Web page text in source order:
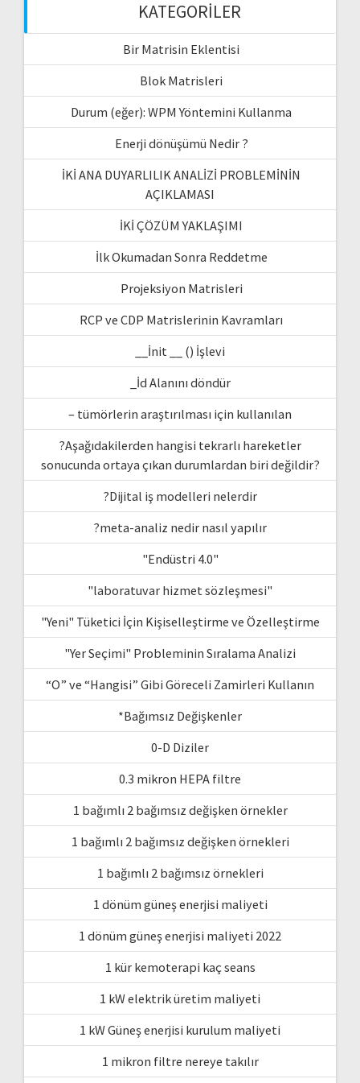
KATEGORILER
Bir Matrisin Eklentisi
Blok Matrisleri
Durum (eğer): WPM Yöntemini Kullanma
Enerji dönüşümü Nedir ?
İKİ ANA DUYARLILIK ANALİZİ PROBLEMİNİN
AÇIKLAMASI
İKİ ÇÖZÜM YAKLAŞIMI
İlk Okumadan Sonra Reddetme
Projeksiyon Matrisleri
RCP ve CDP Matrislerinin Kavramları
__İnit __ () İşlevi
_İd Alanını döndür
– tümörlerin araştırılması için kullanılan
?Aşağıdakilerden hangisi tekrarlı hareketler
sonucunda ortaya çıkan durumlardan biri değildir?
?Dijital iş modelleri nelerdir
?meta-analiz nedir nasıl yapılır
"Endüstri 4.0"
"laboratuvar hizmet sözleşmesi"
"Yeni" Tüketici İçin Kişiselleştirme ve Özelleştirme
"Yer Seçimi" Probleminin Sıralama Analizi
“O” ve “Hangisi” Gibi Göreceli Zamirleri Kullanın
*Bağımsız Değişkenler
0-D Diziler
0.3 mikron HEPA filtre
1 bağımlı 2 bağımsız değişken örnekler
1 bağımlı 2 bağımsız değişken örnekleri
1 bağımlı 2 bağımsız örnekleri
1 dönüm güneş enerjisi maliyeti
1 dönüm güneş enerjisi maliyeti 2022
1 kür kemoterapi kaç seans
1 kW elektrik üretim maliyeti
1 kW Güneş enerjisi kurulum maliyeti
1 mikron filtre nereye takılır